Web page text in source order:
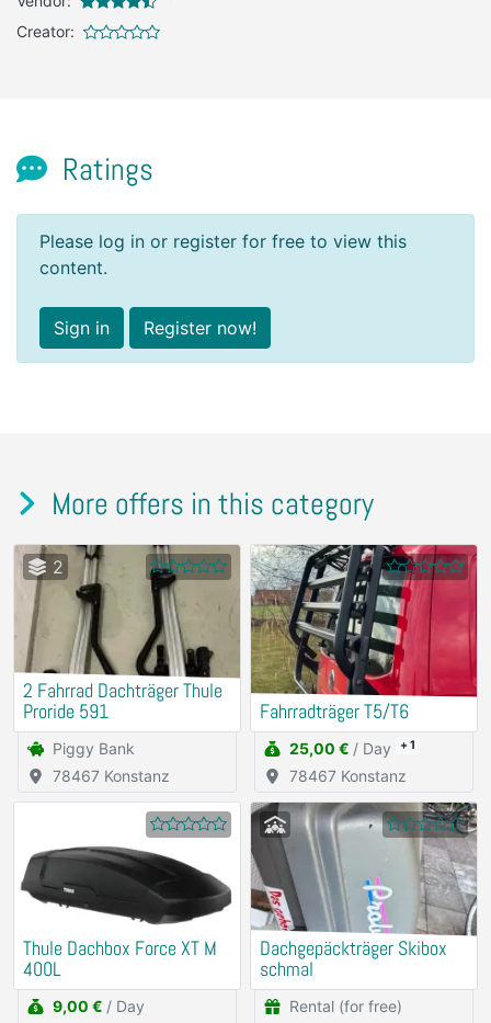
Creator:
Ratings
Please log in or register for free to view this
content.
Sign in Register now!
More offers in this category
2
2 Fahrrad Dachträger Thule
Proride 591
Piggy Bank
78467 Konstanz
Fahrradträger T5/T6
25,00 € / Day + 1
78467 Konstanz
Thule Dachbox Force XT M
400L
9,00 € / Day
Dachgepäckträger Skibox
schmal
Rental (for free)